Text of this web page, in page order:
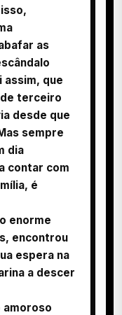
as
assim, que
terceiro
desde que
sempre
dia
contar com
é
enorme
encontrou
espera na
a descer
amoroso